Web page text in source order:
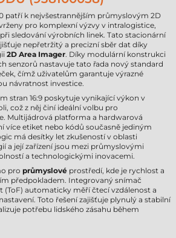
patří k nejvšestrannějším průmyslovým 2D
pro komplexní výzvy v intralogistice,
sledování výrobních linek. Tato stacionární
nepřetržitý a precizní sběr dat díky
2D Area Imager. Díky modulární konstrukci
senzorů nastavuje tato řada nový standard
čímž uživatelům garantuje výrazné
návratnost investice.
stran 16:9 poskytuje vynikající výkon v
což z něj činí ideální volbu pro
Multijádrová platforma a hardwarová
více etiket nebo kódů současně jediným
má desítky let zkušeností v oblasti
a její zařízení jsou mezi průmyslovými
a technologickými inovacemi.
pro průmyslové prostředí, kde je rychlost a
předpokladem. Integrovaný snímač
(ToF) automaticky měří čtecí vzdálenost a
Toto řešení zajišťuje plynulý a stabilní
potřebu lidského zásahu během